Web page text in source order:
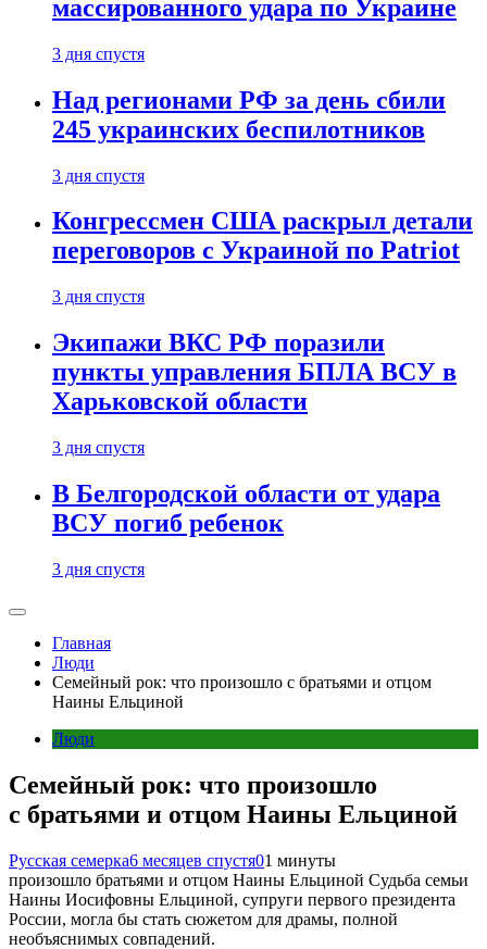
массированного удара по Украине
3 дня спустя
Над регионами РФ за день сбили
245 украинских беспилотников
3 дня спустя
Конгрессмен США раскрыл детали
переговоров с Украиной по Patriot
3 дня спустя
Экипажи ВКС РФ поразили
пункты управления БПЛА ВСУ в
Харьковской области
3 дня спустя
В Белгородской области от удара
ВСУ погиб ребенок
3 дня спустя
Главная
Люди
Семейный рок: что произошло с братьями и отцом
Наины Ельциной
Люди
Семейный рок: что произошло
с братьями и отцом Наины Ельциной
Русская семерка6 месяцев спустя01 минуты
произошло братьями и отцом Наины Ельциной Судьба семьи
Наины Иосифовны Ельциной, супруги первого президента
России, могла бы стать сюжетом для драмы, полной
необъяснимых совпадений.